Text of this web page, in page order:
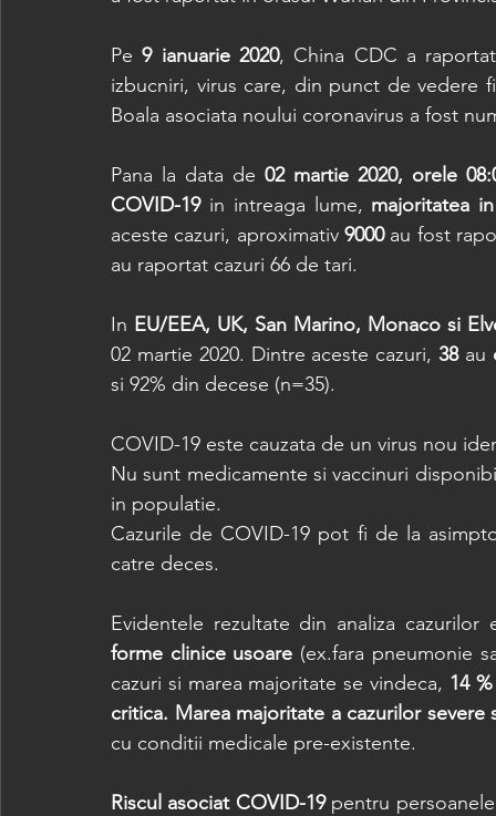
Pe 9 ianuarie 2020, China CDC a
izbucniri, virus care, din punct de vedere
Boala asociata noului coronavirus a fost
Pana la data de 02 martie 2020, orele
COVID-19 in intreaga lume, majoritatea
aceste cazuri, aproximativ 9000 au fost
au raportat cazuri 66 de tari.
In EU/EEA, UK, San Marino, Monaco si
02 martie 2020. Dintre aceste cazuri, 38 au
si 92% din decese (n=35).
COVID-19 este cauzata de un virus nou
Nu sunt medicamente si vaccinuri
in populatie.
Cazurile de COVID-19 pot fi de la
catre deces.
forme clinice usoare (ex.fara pneumonie
cazuri si marea majoritate se vindeca, 14 %
critica. Marea majoritate a cazurilor severe
cu conditii medicale pre-existente.
Riscul asociat COVID-19 pentru